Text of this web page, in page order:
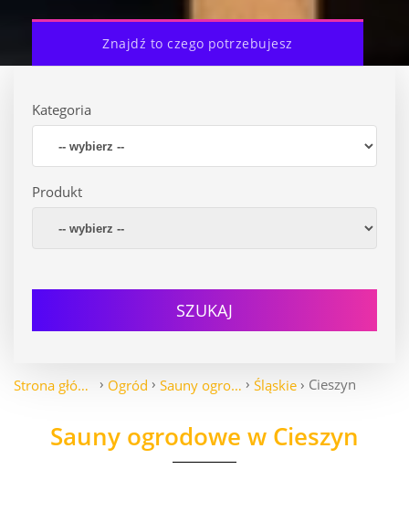
Znajdź to czego potrzebujesz
Kategoria
Produkt
SZUKAJ
Strona główna Ogród Sauny ogrodowe Śląskie Cieszyn
Sauny ogrodowe w Cieszyn